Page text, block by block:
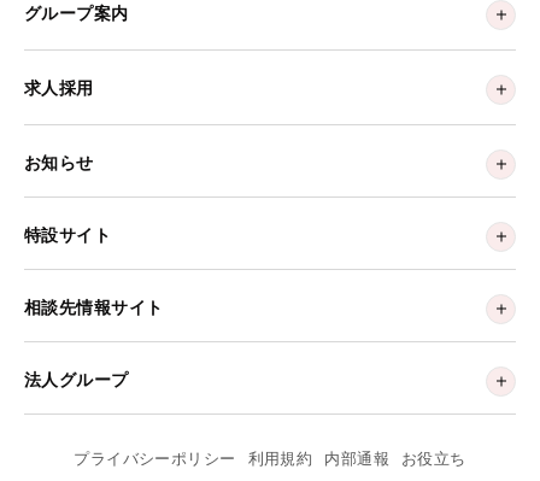
グループ案内
求人採用
お知らせ
特設サイト
相談先情報サイト
法人グループ
プライバシーポリシー 利用規約 内部通報 お役立ち